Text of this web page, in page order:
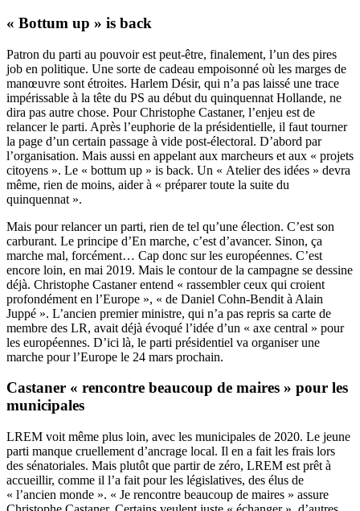
« Bottum up » is back
Patron du parti au pouvoir est peut-être, finalement, l’un des pires
job en politique. Une sorte de cadeau empoisonné où les marges de
manœuvre sont étroites. Harlem Désir, qui n’a pas laissé une trace
impérissable à la tête du PS au début du quinquennat Hollande, ne
dira pas autre chose. Pour Christophe Castaner, l’enjeu est de
relancer le parti. Après l’euphorie de la présidentielle, il faut tourner
la page d’un certain passage à vide post-électoral. D’abord par
l’organisation. Mais aussi en appelant aux marcheurs et aux « projets
citoyens ». Le « bottum up » is back. Un « Atelier des idées » devra
même, rien de moins, aider à « préparer toute la suite du
quinquennat ».
Mais pour relancer un parti, rien de tel qu’une élection. C’est son
carburant. Le principe d’En marche, c’est d’avancer. Sinon, ça
marche mal, forcément… Cap donc sur les européennes. C’est
encore loin, en mai 2019. Mais le contour de la campagne se dessine
déjà. Christophe Castaner entend « rassembler ceux qui croient
profondément en l’Europe », « de Daniel Cohn-Bendit à Alain
Juppé ». L’ancien premier ministre, qui n’a pas repris sa carte de
membre des LR, avait déjà évoqué l’idée d’un « axe central » pour
les européennes. D’ici là, le parti présidentiel va organiser une
marche pour l’Europe le 24 mars prochain.
Castaner « rencontre beaucoup de maires » pour les
municipales
LREM voit même plus loin, avec les municipales de 2020. Le jeune
parti manque cruellement d’ancrage local. Il en a fait les frais lors
des sénatoriales. Mais plutôt que partir de zéro, LREM est prêt à
accueillir, comme il l’a fait pour les législatives, des élus de
« l’ancien monde ». « Je rencontre beaucoup de maires » assure